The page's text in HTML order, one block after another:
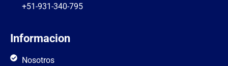
+51-931-340-795
Informacion
Nosotros